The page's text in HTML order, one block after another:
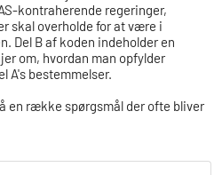
kontraherende regeringer,
skal overholde for at være i
Del B af koden indeholder en
om, hvordan man opfylder
A's bestemmelser.
en række spørgsmål der ofte bliver